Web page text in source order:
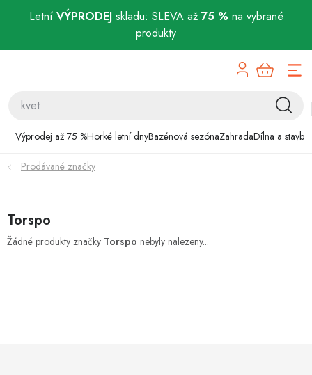
Letní VÝPRODEJskladu: SLEVA až 75 % na vybrané
produkty
Výprodej až 75 %Horké letní dnyBazénová sezónaZahradaDílna a stavba
Bazénová sezóna
Zahrada
Domácnost
Prodávané značky
Torspo
Žádné produkty značky Torspo nebyly nalezeny...